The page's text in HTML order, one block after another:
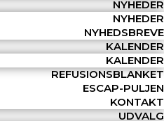
NYHEDER
NYHEDER
NYHEDSBREVE
KALENDER
KALENDER
REFUSIONSBLANKET
ESCAP-PULJEN
KONTAKT
UDVALG